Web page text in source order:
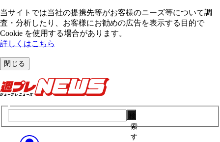
当サイトでは当社の提携先等がお客様のニーズ等について調
査・分析したり、お客様にお勧めの広告を表⽰する⽬的で
Cookie を使⽤する場合があります。
詳しくはこちら
閉じる
索
す